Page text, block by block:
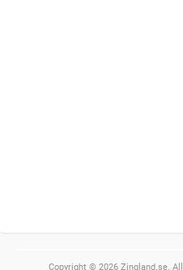
Copyright © 2026 Zingland.se.